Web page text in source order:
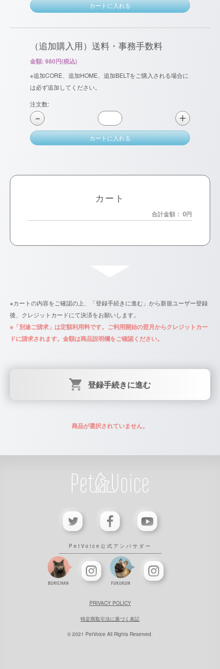
カートに入れる
（追加購入用）送料・事務手数料
金額: 980円(税込)
※追加CORE、追加HOME、追加BELTをご購入される場合に
は必ず追加してください。
注文数:
− ＋
カートに入れる
カート
合計金額： 0円
※カートの内容をご確認の上、「登録手続きに進む」から新規ユーザー登録
後、クレジットカードにて決済をお願いします。
※「別途ご請求」は定額利用料です。ご利用開始の翌月からクレジットカー
ドに請求されます。金額は商品説明欄をご確認ください。
登録手続きに進む
商品が選択されていません。
PRIVACY POLICY
特定商取引法に基づく表記
© 2021 PetVoice All Rights Reserved.